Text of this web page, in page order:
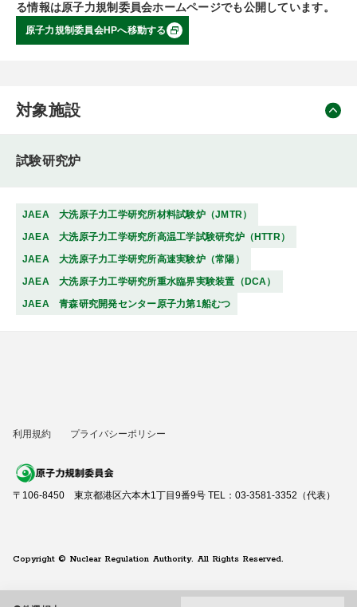
る情報は原子力規制委員会ホームページでも公開しています。
原子力規制委員会HPへ移動する
対象施設
試験研究炉
JAEA 大洗原子力工学研究所材料試験炉（JMTR）
JAEA 大洗原子力工学研究所高温工学試験研究炉（HTTR）
JAEA 大洗原子力工学研究所高速実験炉（常陽）
JAEA 大洗原子力工学研究所重水臨界実験装置（DCA）
JAEA 青森研究開発センター原子力第1船むつ
利用規約 プライバシーポリシー
〒106-8450 東京都港区六本木1丁目9番9号 TEL：03-3581-3352（代表）
Copyright © Nuclear Regulation Authority. All Rights Reserved.